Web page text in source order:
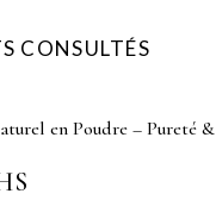
CONSULTÉS
en Poudre – Pureté &